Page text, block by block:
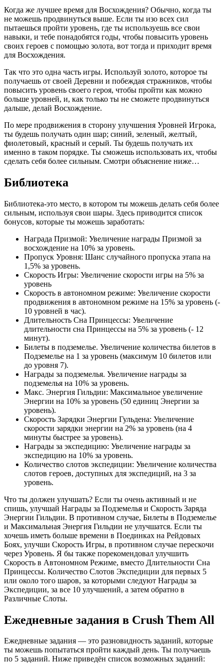
Когда же лучшее время для Восхождения? Обычно, когда ты
не можешь продвинуться выше. Если ты изо всех сил
пытаешься пройти уровень, где ты используешь все свои
навыки, и тебе понадобятся годы, чтобы повысить уровень
своих героев с помощью золота, вот тогда и приходит время
для Восхождения.
Так что это одна часть игры. Используй золото, которое ты
получаешь от своей Деревни и побеждая стражников, чтобы
повысить уровень своего героя, чтобы пройти как можно
больше уровней, и, как только ты не сможете продвинуться
дальше, делай Восхождение.
По мере продвижения в сторону улучшения Уровней Игрока,
ты будешь получать один шар; синий, зеленый, желтый,
фиолетовый, красный и серый. Ты будешь получать их
именно в таком порядке. Ты сможешь использовать их, чтобы
сделать себя более сильным. Смотри объяснение ниже…
Библиотека
Библиотека-это место, в котором ты можешь делать себя более
сильным, используя свои шары. Здесь приводится список
бонусов, которые ты можешь заработать:
Награда Призмой: Увеличение награды Призмой за
восхождение на 10% за уровень.
Пропуск Уровня: Шанс случайного пропуска этапа на
1,5% за уровень.
Скорость Игры: Увеличение скорости игры на 5% за
уровень
Скорость в автономном режиме: Увеличение скорости
продвижения в автономном режиме на 15% за уровень (-
10 уровней в час).
Длительность Сна Принцессы: Увеличение
длительности сна Принцессы на 5% за уровень (- 12
минут).
Билеты в подземелье. Увеличение количества билетов в
Подземелье на 1 за уровень (максимум 10 билетов или
до уровня 7).
Награды за подземелья. Увеличение награды за
подземелья на 10% за уровень.
Макс. Энергия Гильдии: Максимальное увеличение
Энергии на 10% за уровень (50 единиц Энергии за
уровень).
Скорость Зарядки Энергии Гульдена: Увеличение
скорости зарядки энергии на 2% за уровень (на 4
минуты быстрее за уровень).
Награды за экспедицию: Увеличение награды за
экспедицию на 10% за уровень.
Количество слотов экспедиции: Увеличение количества
слотов героев, доступных для экспедиций, на 3 за
уровень.
Что ты должен улучшать? Если ты очень активный и не
спишь, улучшай Награды за Подземелья и Скорость Заряда
Энергии Гильдии. В противном случае, Билеты в Подземелье
и Максимальная Энергия Гильдии не улучшатся. Если ты
хочешь иметь больше времени в Поединках на Рейдовых
Боях, улучши Скорость Игры, в противном случае перескочи
через Уровень. Я бы также порекомендовал улучшить
Скорость в Автономном Режиме, вместо Длительности Сна
Принцессы. Количество Слотов Экспедиции для первых 5
или около того шаров, за которыми следуют Награды за
Экспедиции, за все 10 улучшений, а затем обратно в
Различные Слоты.
Ежедневные задания в Crush Them All
Ежедневные задания — это разновидность заданий, которые
ты можешь попытаться пройти каждый день. Ты получаешь
по 5 заданий. Ниже приведён список возможных заданий: